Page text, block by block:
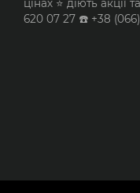
цінах ⭐ діють акції
620 07 27 ☎️ +38